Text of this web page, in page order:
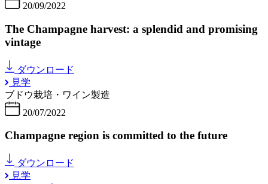
20/09/2022
The Champagne harvest: a splendid and promising
vintage
ダウンロード
見学
ブドウ栽培・ワイン製造
20/07/2022
Champagne region is committed to the future
ダウンロード
見学